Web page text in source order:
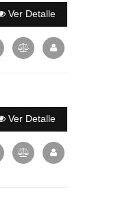
Ver Detalle
Ver Detalle